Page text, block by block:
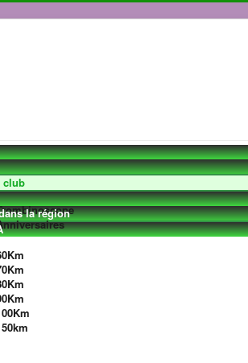
club
la région